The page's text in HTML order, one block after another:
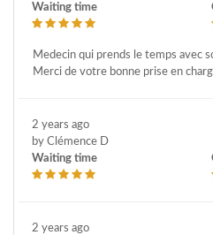
Waiting time
Medecin qui prends le temps avec
Merci de votre bonne prise en
2 years ago
by Clémence D
Waiting time
2 years ago